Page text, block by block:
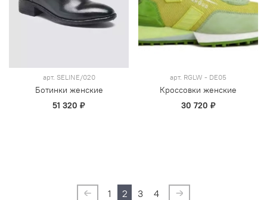
арт. SELINE/020
Ботинки женские
51 320 ₽
арт. RGLW - DE05
Кроссовки женские
30 720 ₽
1 2 3 4